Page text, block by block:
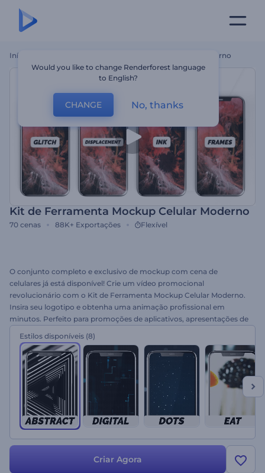
Início Kit De Ferramenta Mockup Celular Moderno
Kit de Ferramenta Mockup Celular Moderno
70 cenas 88K+ Exportações Flexível
O conjunto completo e exclusivo de mockup com cena de
celulares já está disponível! Crie um vídeo promocional
revolucionário com o Kit de Ferramenta Mockup Celular Moderno.
Insira seu logotipo e obtenha uma animação profissional em
minutos. Perfeito para promoções de aplicativos, apresentações de
Experimente agora gratuitamente!
Estilos disponíveis (8)
Criar Agora
Would you like to change Renderforest language
to English?
CHANGE No, thanks